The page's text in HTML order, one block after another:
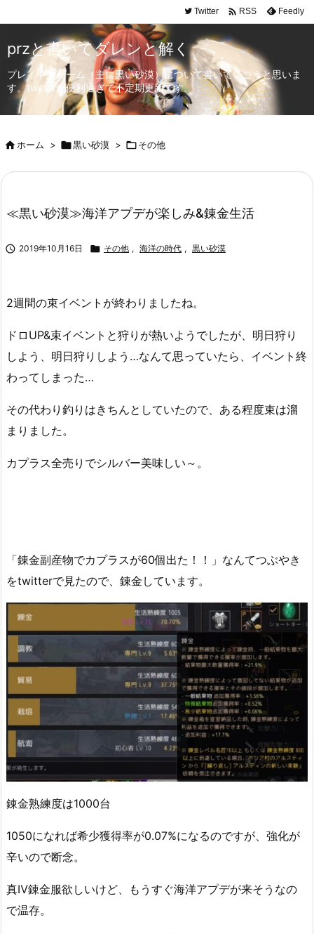
Twitter  RSS Feedly
przと書いてダレンと解く
プレイ中のゲーム（主に黒い砂漠）について書いていこうと思いま
す。twitterが便利過ぎて不定期更新です。
ホーム > 黒い砂漠 > その他
≪黒い砂漠≫海洋アプデが楽しみ&錬金生活
 2019年10月16日  その他 , 海洋の時代 , 黒い砂漠
2週間の束イベントが終わりましたね。
ドロUP&束イベントと狩りが熱いようでしたが、明日狩り
しよう、明日狩りしよう…なんて思っていたら、イベント終
わってしまった…
その代わり釣りはきちんとしていたので、ある程度束は溜
まりました。
カプラス全売りでシルバー美味しい～。
「錬金副産物でカプラスが60個出た！！」なんてつぶやき
をtwitterで見たので、錬金しています。
錬金熟練度は1000台
1050になれば希少獲得率が0.07%になるのですが、強化が
辛いので断念。
真Ⅳ錬金服欲しいけど、もうすぐ海洋アプデが来そうなの
で温存。